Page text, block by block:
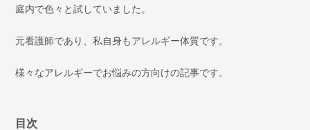
庭内で色々と試していました。
元看護師であり、私自身もアレルギー体質です。
様々なアレルギーでお悩みの方向けの記事です。
目次